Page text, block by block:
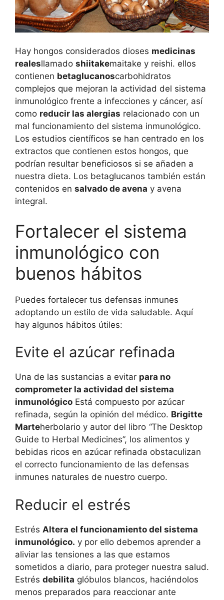
Hay hongos considerados dioses medicinas
realesllamado shiitakemaitake y reishi. ellos
contienen betaglucanoscarbohidratos
complejos que mejoran la actividad del sistema
inmunológico frente a infecciones y cáncer, así
como reducir las alergias relacionado con un
mal funcionamiento del sistema inmunológico.
Los estudios científicos se han centrado en los
extractos que contienen estos hongos, que
podrían resultar beneficiosos si se añaden a
nuestra dieta. Los betaglucanos también están
contenidos en salvado de avena y avena
integral.
Fortalecer el sistema
inmunológico con
buenos hábitos
Puedes fortalecer tus defensas inmunes
adoptando un estilo de vida saludable. Aquí
hay algunos hábitos útiles:
Evite el azúcar refinada
Una de las sustancias a evitar para no
comprometer la actividad del sistema
inmunológico Está compuesto por azúcar
refinada, según la opinión del médico. Brigitte
Marteherbolario y autor del libro “The Desktop
Guide to Herbal Medicines”, los alimentos y
bebidas ricos en azúcar refinada obstaculizan
el correcto funcionamiento de las defensas
inmunes naturales de nuestro cuerpo.
Reducir el estrés
Estrés Altera el funcionamiento del sistema
inmunológico. y por ello debemos aprender a
aliviar las tensiones a las que estamos
sometidos a diario, para proteger nuestra salud.
Estrés debilita glóbulos blancos, haciéndolos
menos preparados para reaccionar ante